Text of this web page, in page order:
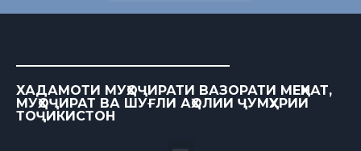
ХАДАМОТИ МУҲОҶИРАТИ ВАЗОРАТИ МЕҲНАТ,
МУҲОҶИРАТ ВА ШУҒЛИ АҲОЛИИ ҶУМҲУРИИ
ТОҶИКИСТОН